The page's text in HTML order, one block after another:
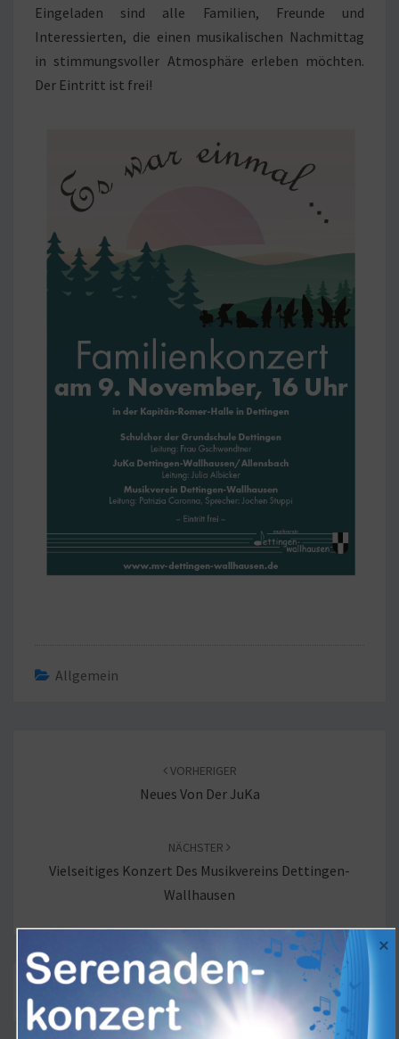
Eingeladen sind alle Familien, Freunde und
Interessierten, die einen musikalischen Nachmittag
in stimmungsvoller Atmosphäre erleben möchten.
Der Eintritt ist frei!
Allgemein
VORHERIGER
Neues Von Der JuKa
NÄCHSTER
Vielseitiges Konzert Des Musikvereins Dettingen-
Wallhausen
Die Kommentare sind geschlossen.